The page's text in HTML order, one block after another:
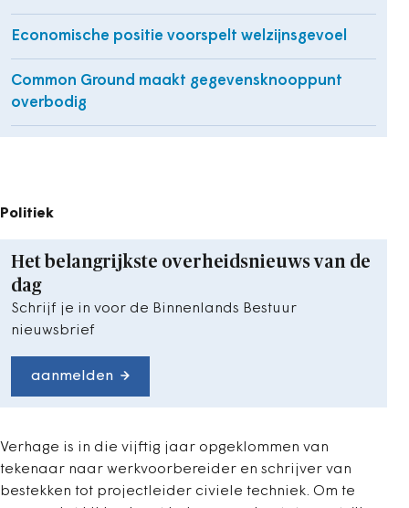
Economische positie voorspelt welzijnsgevoel
Common Ground maakt gegevensknooppunt
overbodig
Politiek
Het belangrijkste overheidsnieuws van de
dag
Schrijf je in voor de Binnenlands Bestuur
nieuwsbrief
aanmelden
Verhage is in die vijftig jaar opgeklommen van
tekenaar naar werkvoorbereider en schrijver van
bestekken tot projectleider civiele techniek. Om te